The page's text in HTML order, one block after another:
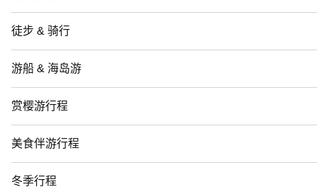
徒步 & 骑行
游船 & 海岛游
赏樱游行程
美食伴游行程
冬季行程